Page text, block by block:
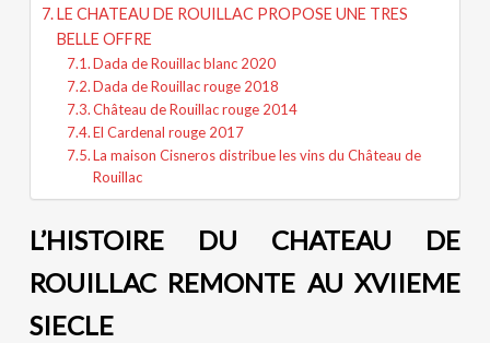
LE CHATEAU DE ROUILLAC PROPOSE UNE TRES
BELLE OFFRE
Dada de Rouillac blanc 2020
Dada de Rouillac rouge 2018
Château de Rouillac rouge 2014
El Cardenal rouge 2017
La maison Cisneros distribue les vins du Château de
Rouillac
L’HISTOIRE DU CHATEAU DE
ROUILLAC REMONTE AU XVIIEME
SIECLE